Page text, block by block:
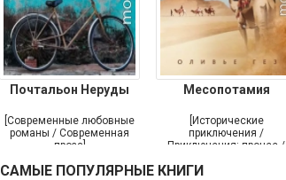
Почтальон Неруды
[Современные любовные
романы / Современная
проза]
Месопотамия
[Исторические
приключения /
Приключения: прочее /
Историческая проза]
САМЫЕ ПОПУЛЯРНЫЕ КНИГИ